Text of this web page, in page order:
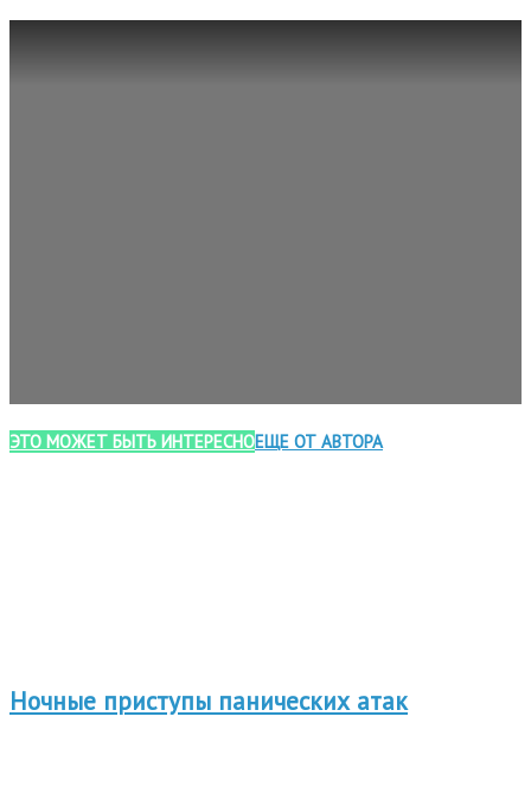
ЭТО МОЖЕТ БЫТЬ ИНТЕРЕСНОЕЩЕ ОТ АВТОРА
Ночные приступы панических атак